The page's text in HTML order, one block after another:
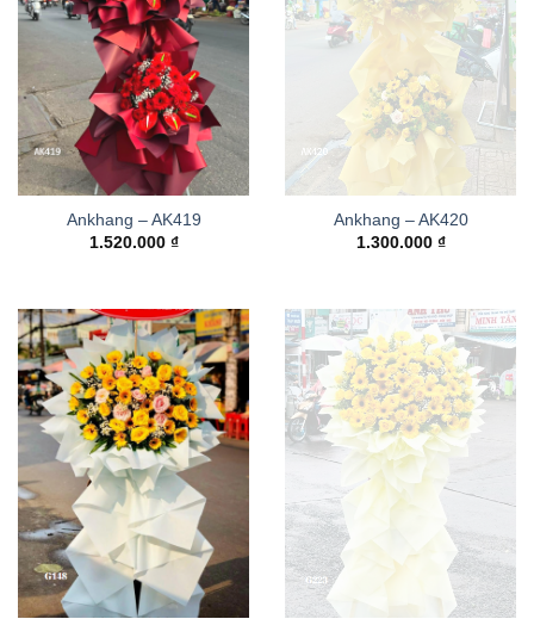
Ankhang – AK419
1.520.000 ₫
Ankhang – AK420
1.300.000 ₫